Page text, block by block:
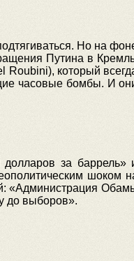
Но на
Путина в
Roubini), который
часовые бомбы. И
за баррель»
шоком
«Администрация
до выборов».